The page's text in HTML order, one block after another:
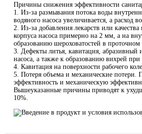
Причины снижения эффективности
1. Из-за размывания потока воды
водяного насоса увеличивается, а
2. Из-за добавления лекарств или
корпуса насоса примерно на 2 мм, а на
образованию шероховатостей в
3. Дефекты литья, кавитация, абразивный
насоса, а также к образованию вихрей
4. Кавитация на поверхности рабочего
5. Потеря объема и механические потери.
эффективность и механическую
Вышеуказанные причины приводят к
10%.